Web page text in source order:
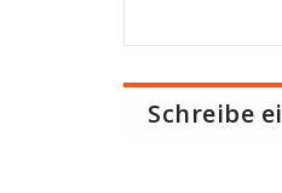
Schreibe